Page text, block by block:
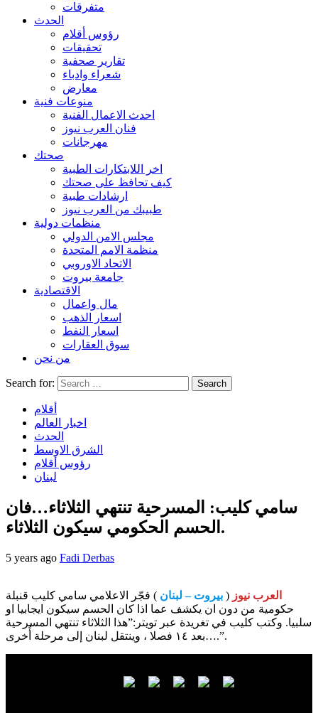
متفرقات
الحدث
رؤوس أقلام
تحقيقات
تقارير صحفية
شعراء وادباء
معارض
منوعات فنية
احدث الاعمال الفنية
فنان العرب نيوز
مهرجانات
صحتك
اخر اللابتكارات الطبية
كيف تحافظ على صحتك
ارشادات طبية
طبيبك من العرب نيوز
منظمات دولية
مجلس الامن الدولي
منظمة الامم المتحدة
الاتحاد الاوروبي
جامعة بيروت
الاقتصادية
مال واعمال
اسعار الذهب
اسعار النفط
سوق العقارات
من نحن
Search for:
أقلام
اخبار العالم
الحدث
الشرق الاوسط
رؤوس أقلام
لبنان
سامي كليب: المسرحية تنتهي الثلاثاء…فان
الحسم الحكومي سيكون الثلاثاء.
5 years ago Fadi Derbas
العرب نيوز ( بيروت – لبنان ) فجّر الاعلامي سامي كليب قنبلة
حكومية من دون ان يكشف عما اذا كان الحسم سيكون ايجابيا او
سلبيا. وكتب كليب في تغريدة عبر تويتر:”هذا الثلاثاء تنتهي المسرحية
بعد ١٤ فصلا ، وينتقل لبنان إلى مرحلة أُخرى….”.